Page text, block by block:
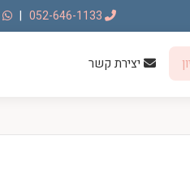
|
יצירת קשר